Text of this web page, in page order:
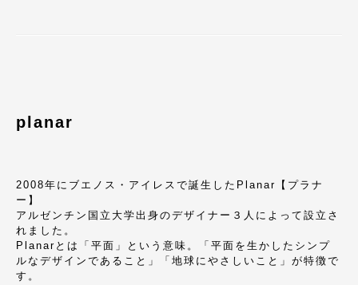
planar
2008年にブエノス・アイレスで誕生したPlanar【プラナ
ー】
アルゼンチン国立大学出身のデザイナー３人によって設立さ
れました。
Planarとは「平面」という意味。「平面を生かしたシンプ
ルなデザインであること」「地球にやさしいこと」が特徴で
す。